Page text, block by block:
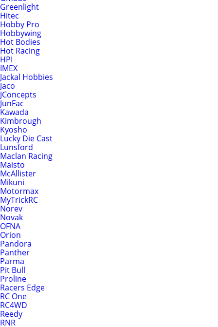
Greenlight
Hitec
Hobby Pro
Hobbywing
Hot Bodies
Hot Racing
HPI
IMEX
Jackal Hobbies
Jaco
JConcepts
JunFac
Kawada
Kimbrough
Kyosho
Lucky Die Cast
Lunsford
Maclan Racing
Maisto
McAllister
Mikuni
Motormax
MyTrickRC
Norev
Novak
OFNA
Orion
Pandora
Panther
Parma
Pit Bull
Proline
Racers Edge
RC One
RC4WD
Reedy
RNR